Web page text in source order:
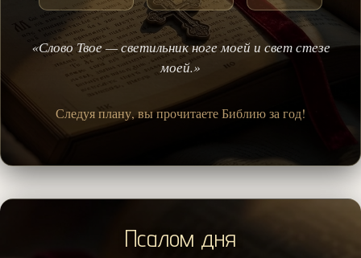
«Слово Твое — светильник ноге моей и свет стезе
моей.»
Следуя плану, вы прочитаете Библию за год!
Псалом дня